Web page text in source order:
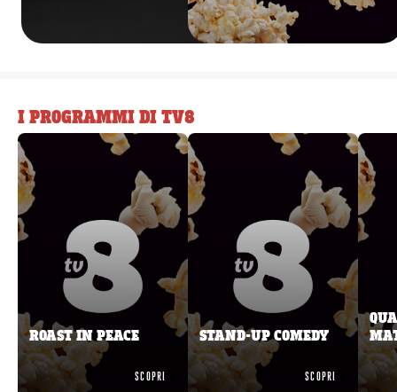
I PROGRAMMI DI TV8
ROAST IN PEACE
SCOPRI
STAND-UP COMEDY
SCOPRI